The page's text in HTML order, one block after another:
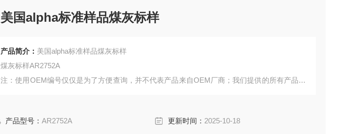
美国alpha标准样品煤灰标样
产品简介： 美国alpha标准样品煤灰标样
煤灰标样AR2752A
注：使用OEM编号仅仅是为了方便查询，并不代表产品来自OEM厂商；我们提供的所有产品都
产品型号：AR2752A 更新时间： 2025-10-18